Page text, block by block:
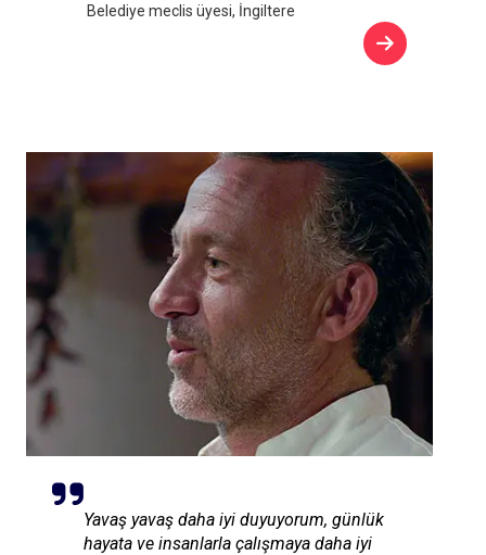
Belediye meclis üyesi, İngiltere
Yavaş yavaş daha iyi duyuyorum, günlük
hayata ve insanlarla çalışmaya daha iyi